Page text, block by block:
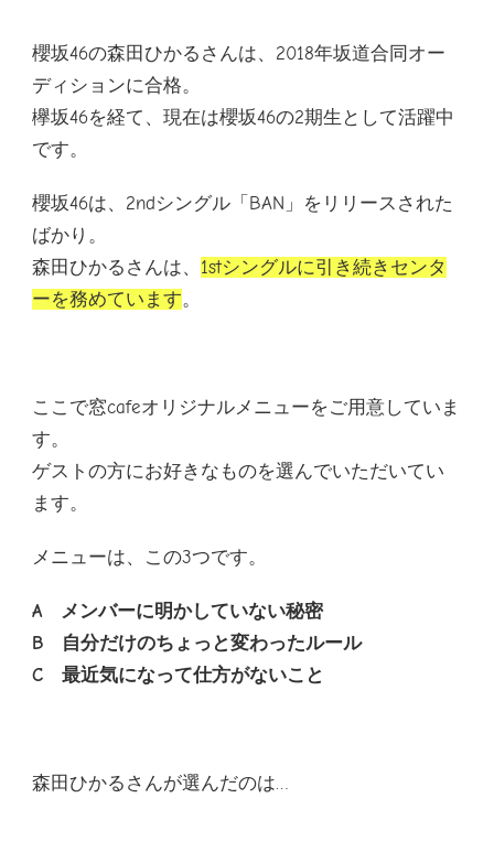
櫻坂46の森田ひかるさんは、2018年坂道合同オー
ディションに合格。
欅坂46を経て、現在は櫻坂46の2期生として活躍中
です。
櫻坂46は、2ndシングル「BAN」をリリースされた
ばかり。
森田ひかるさんは、 1stシングルに引き続きセンタ
ーを務めています。
ここで窓cafeオリジナルメニューをご用意していま
す。
ゲストの方にお好きなものを選んでいただいてい
ます。
メニューは、この3つです。
A メンバーに明かしていない秘密
B 自分だけのちょっと変わったルール
C 最近気になって仕方がないこと
森田ひかるさんが選んだのは…